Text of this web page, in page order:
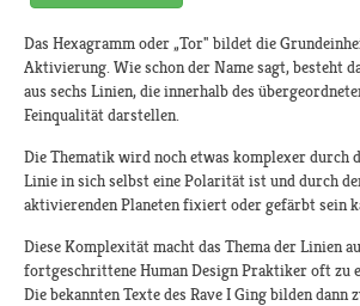
Das Hexagramm oder „Tor" bildet die
Aktivierung. Wie schon der Name sagt, besteht
aus sechs Linien, die innerhalb des
Feinqualität darstellen.
Die Thematik wird noch etwas komplexer durch
Linie in sich selbst eine Polarität ist und durch
aktivierenden Planeten fixiert oder gefärbt sein
Diese Komplexität macht das Thema der Linien
fortgeschrittene Human Design Praktiker oft zu
Die bekannten Texte des Rave I Ging bilden dann